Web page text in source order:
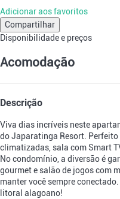
Adicionar aos favoritos
Compartilhar
Disponibilidade e preços
Acomodação
Descrição
Viva dias incríveis neste
do Japaratinga Resort. Perfeito
climatizadas, sala com Smart
No condomínio, a diversão é
gourmet e salão de jogos com
manter você sempre
litoral alagoano!